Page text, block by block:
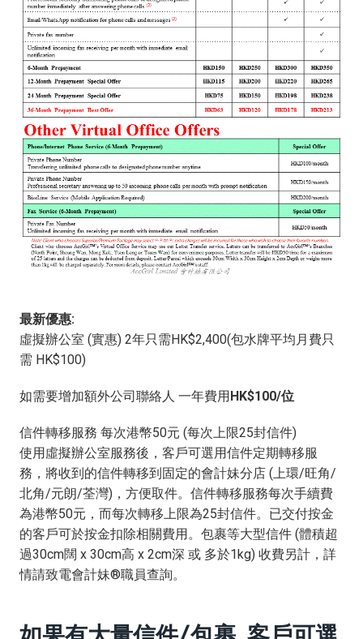
最新優惠:
虛擬辦公室 (實惠) 2年只需HK$2,400(包水牌平均月費只
需 HK$100)
如需要增加額外公司聯絡人 一年費用HK$100/位
信件轉移服務 每次港幣50元 (每次上限25封信件)
使用虛擬辦公室服務後，客戶可選用信件定期轉移服
務，將收到的信件轉移到固定的會計妹分店 (上環/旺角/
北角/元朗/荃灣)，方便取件。信件轉移服務每次手續費
為港幣50元，而每次轉移上限為25封信件。已交付按金
的客戶可於按金扣除相關費用。包裹等大型信件 (體積超
過30cm闊 x 30cm高 x 2cm深 或 多於1kg) 收費另計，詳
情請致電會計妹®職員查詢。